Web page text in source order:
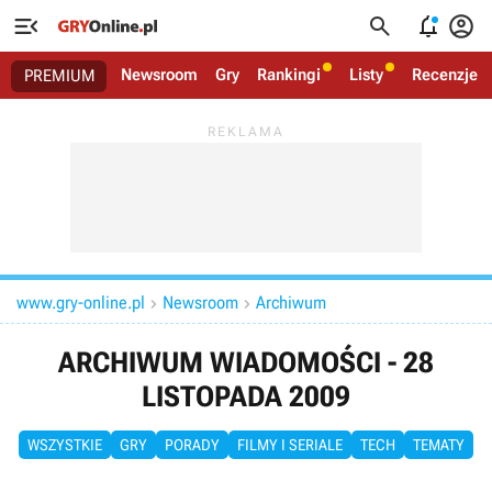
   
PREMIUM Newsroom Gry Rankingi Listy Recenzje
www.gry-online.pl  Newsroom  Archiwum
ARCHIWUM WIADOMOŚCI - 28
LISTOPADA 2009
WSZYSTKIE GRY PORADY FILMY I SERIALE TECH TEMATY